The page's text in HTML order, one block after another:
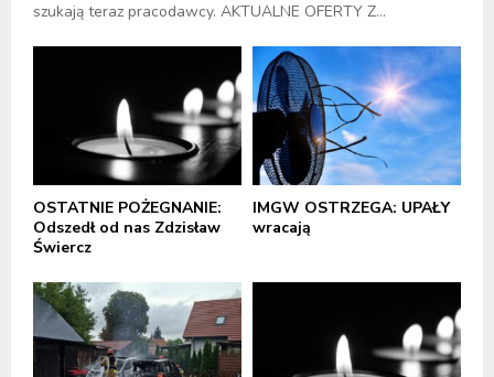
szukają teraz pracodawcy. AKTUALNE OFERTY Z...
OSTATNIE POŻEGNANIE:
Odszedł od nas Zdzisław
Świercz
IMGW OSTRZEGA: UPAŁY
wracają